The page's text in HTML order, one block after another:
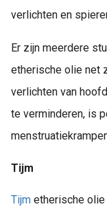
verlichten en
Er zijn meerdere
etherische olie net
verlichten van
te verminderen, is
Tijm
Tijm etherische